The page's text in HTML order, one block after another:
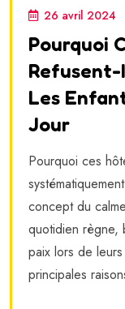
26 avril 2024
Pourquoi
Les
Jour
Pourquoi ces
concept du
quotidien règne,
paix lors de leurs
principales